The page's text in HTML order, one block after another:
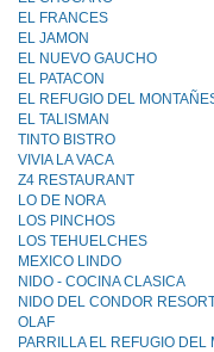
EL FRANCES
EL JAMON
EL NUEVO GAUCHO
EL PATACON
EL REFUGIO DEL
EL TALlSMAN
TINTO BISTRO
VIVIA LA VACA
Z4 RESTAURANT
LO DE NORA
LOS PINCHOS
LOS TEHUELCHES
MEXICO LINDO
NIDO - COCINA CLASICA
NIDO DEL CONDOR
OLAF
PARRILLA EL REFUGIO DEL